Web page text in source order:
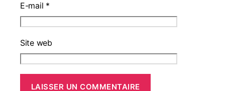
E-mail *
Site web